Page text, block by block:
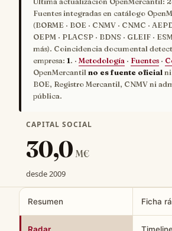
Fuentes integradas en catálogo
(BORME · BOE · CNMV · CNMC ·
OEPM · PLACSP · BDNS · GLEIF ·
más). Coincidencia documental
empresa: 1. · Metodología · Fuentes ·
OpenMercantil no es fuente oficial ni
BOE, Registro Mercantil, CNMV ni
pública.
CAPITAL SOCIAL
30,0 M€
desde 2009
Resumen Ficha